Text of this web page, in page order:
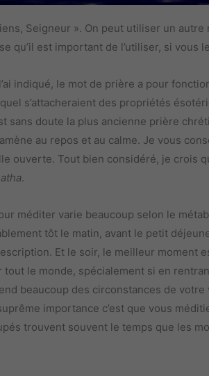
Seigneur ». On peut utiliser un
qu’il est important de l’utiliser, si vous
indiqué, le mot de prière a pour
s’attacheraient des propriétés
sans doute la plus ancienne prière
au repos et au calme. Je vous
ouverte. Tout bien considéré, je crois
.
méditer varie beaucoup selon le
tôt le matin, avant le petit
Et le soir, le meilleur moment
le monde, spécialement si en
beaucoup des circonstances de
importance c’est que vous
trouvent souvent le temps que les